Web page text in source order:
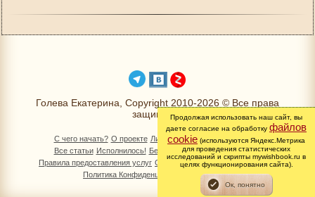
Голева Екатерина, Copyright 2010-2026 © Все права
защищены
С чего начать? О проекте Личный раздел Книга Желаний
Все статьи Исполнилось! Бесплатно! Изменимся вместе
Правила предоставления услуг Обработка персональных данных
Политика Конфиденциальности
Контакты
Продолжая использовать наш сайт, вы
даете согласие на обработку файлов
cookie (используются Яндекс.Метрика
для проведения статистических
исследований и скрипты mywishbook.ru в
целях функционирования сайта).